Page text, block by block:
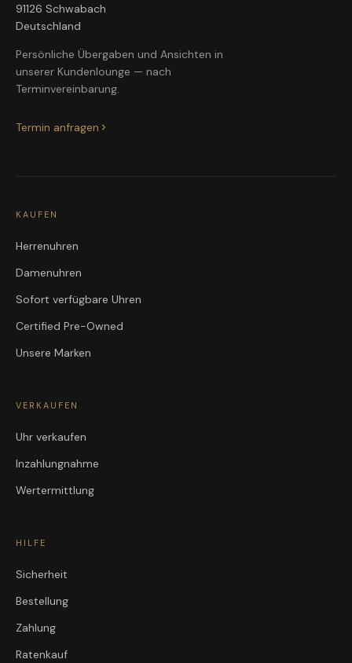
91126 Schwabach
Deutschland
Persönliche Übergaben und Ansichten in
unserer Kundenlounge — nach
Terminvereinbarung.
Termin anfragen
KAUFEN
Herrenuhren
Damenuhren
Sofort verfügbare Uhren
Certified Pre-Owned
Unsere Marken
VERKAUFEN
Uhr verkaufen
Inzahlungnahme
Wertermittlung
HILFE
Sicherheit
Bestellung
Zahlung
Ratenkauf